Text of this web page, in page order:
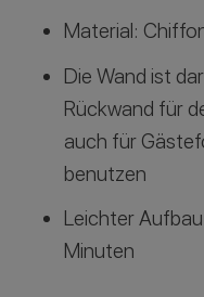
Material:
Die Wand ist
Rückwand für
auch für
benutzen
Leichter
Minuten